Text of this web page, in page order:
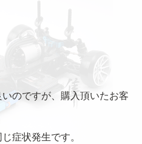
のですが、購入頂いたお客
症状発生です。